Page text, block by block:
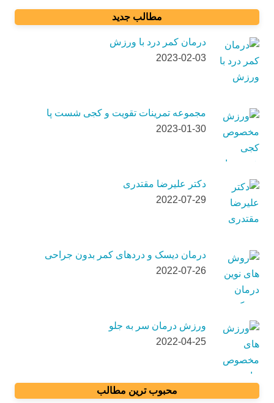
مطالب جدید
درمان کمر درد با ورزش
2023-02-03
مجموعه تمرینات تقویت و کجی شست پا
2023-01-30
دکتر علیرضا مقتدری
2022-07-29
درمان دیسک و دردهای کمر بدون جراحی
2022-07-26
ورزش درمان سر به جلو
2022-04-25
محبوب ترین مطالب